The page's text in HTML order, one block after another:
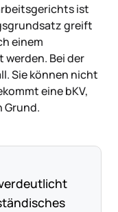
ist
greift
einem
Bei der
Sie können nicht
eine bKV,
Grund.